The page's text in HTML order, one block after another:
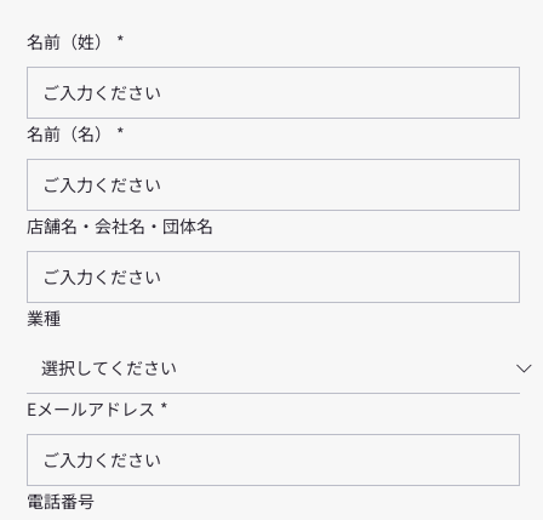
名前（姓） *
名前（名） *
店舗名・会社名・団体名
業種
Eメールアドレス *
電話番号